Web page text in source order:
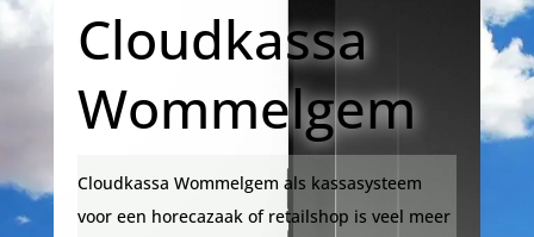
Cloudkassa
Wommelgem
Cloudkassa Wommelgem als kassasysteem
voor een horecazaak of retailshop is veel meer